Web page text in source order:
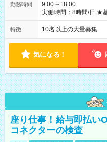
勤務時間
9:00～18:00
実働時間：8時間/日 ★
業代は1分単位で支給
特徴 10名以上の大量募集
気になる！
座り仕事！給与即払い
コネクターの検査